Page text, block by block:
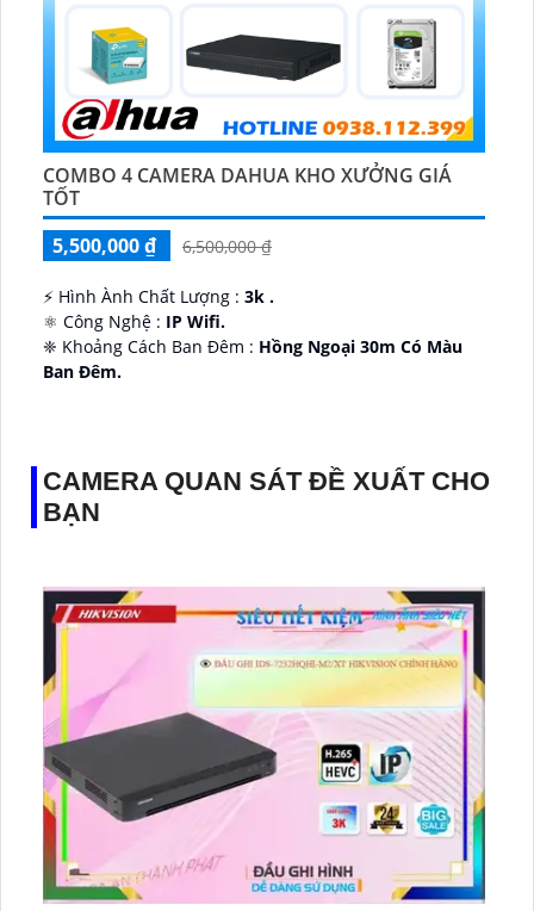
COMBO 4 CAMERA DAHUA KHO XƯỞNG GIÁ
TỐT
5,500,000 ₫
6,500,000 ₫
️⚡ Hình Ành Chất Lượng : 3k .
⚛️ Công Nghệ : IP Wifi.
❈ Khoảng Cách Ban Đêm : Hồng Ngoại 30m Có Màu
Ban Ðêm.
CAMERA QUAN SÁT ĐỀ XUẤT CHO
BẠN